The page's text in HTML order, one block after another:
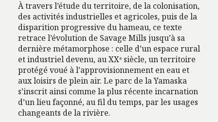
À travers l’étude du territoire, de la colonisation,
des activités industrielles et agricoles, puis de la
disparition progressive du hameau, ce texte
retrace l’évolution de Savage Mills jusqu’à sa
dernière métamorphose : celle d’un espace rural
et industriel devenu, au XXᵉ siècle, un territoire
protégé voué à l’approvisionnement en eau et
aux loisirs de plein air. Le parc de la Yamaska
s’inscrit ainsi comme la plus récente incarnation
d’un lieu façonné, au fil du temps, par les usages
changeants de la rivière.